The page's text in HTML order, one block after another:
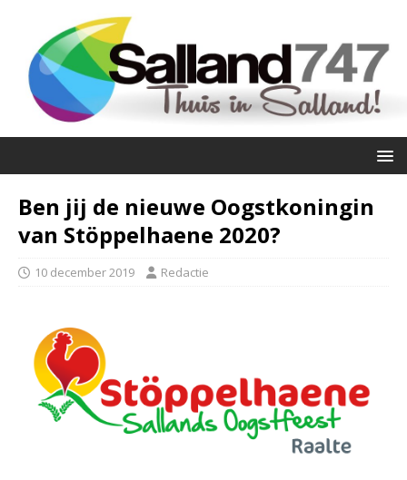
Ben jij de nieuwe Oogstkoningin
van Stöppelhaene 2020?
10 december 2019 Redactie